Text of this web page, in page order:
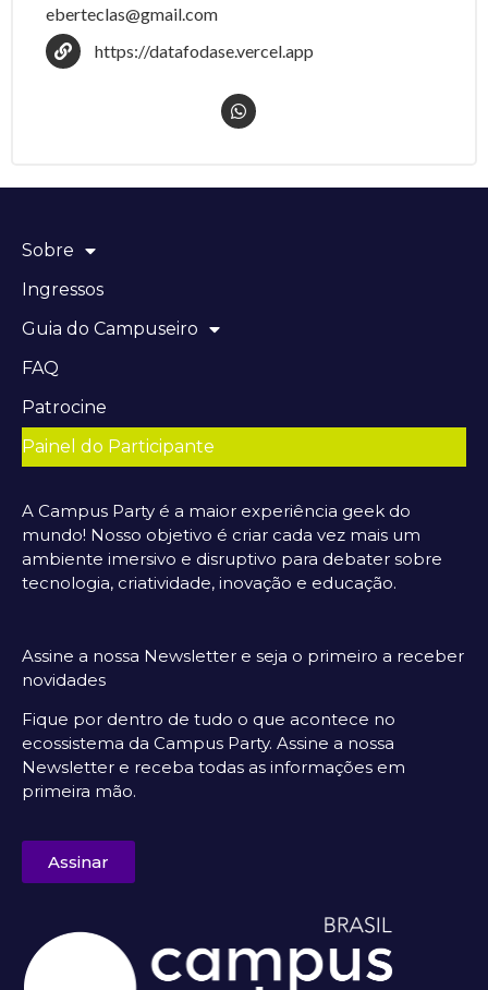
eberteclas@gmail.com
https://datafodase.vercel.app
Sobre
Ingressos
Guia do Campuseiro
FAQ
Patrocine
Painel do Participante
A Campus Party é a maior experiência geek do
mundo! Nosso objetivo é criar cada vez mais um
ambiente imersivo e disruptivo para debater sobre
tecnologia, criatividade, inovação e educação.
Assine a nossa Newsletter e seja o primeiro a receber
novidades
Fique por dentro de tudo o que acontece no
ecossistema da Campus Party. Assine a nossa
Newsletter e receba todas as informações em
primeira mão.
Assinar